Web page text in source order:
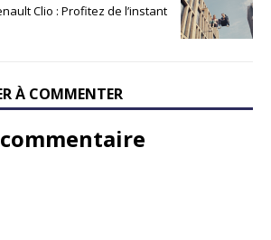
Clio : Profitez de l’instant
À COMMENTER